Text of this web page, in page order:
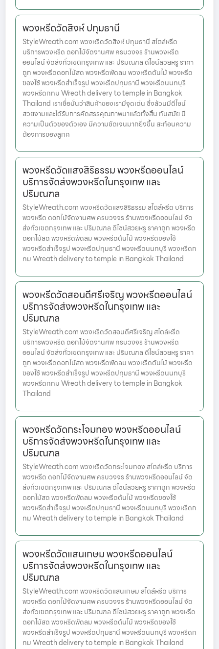
พวงหรีดวัดสิงห์ ปทุมธานี
StyleWreath.com พวงหรีดวัดสิงห์ ปทุมธานี สไตล์หรีด
บริการพวงหรีด ดอกไม้จัดงานศพ ครบวงจร ร้านพวงหรีด
ออนไลน์ จัดส่งทั่วเขตกรุงเทพ และ ปริมณฑล ดีไซน์สวยหรู ราคา
ถูก พวงหรีดดอกไม้สด พวงหรีดพัดลม พวงหรีดต้นไม้ พวงหรีด
ของใช้ พวงหรีดสำเร็จรูป พวงหรีดปทุมธานี พวงหรีดนนทบุรี
พวงหรีดกทม Wreath delivery to temple in Bangkok
Thailand เราเชื่อมั่นว่าสินค้าของเรามีจุดเด่น ซึ่งล้วนมีดีไซน์
สวยงามและได้รับการคัดสรรคุณภาพมาแล้วทั้งสิ้น ทันสมัย มี
ความเป็นตัวของตัวเอง มีความชัดเจนมากยิ่งขึ้น สะท้อนความ
ต้องการของลูกค
พวงหรีดวัดแสงสิริธรรม พวงหรีดออนไลน์
บริการจัดส่งพวงหรีดในกรุงเทพ และ
ปริมณฑล
StyleWreath.com พวงหรีดวัดแสงสิริธรรม สไตล์หรีด บริการ
พวงหรีด ดอกไม้จัดงานศพ ครบวงจร ร้านพวงหรีดออนไลน์ จัด
ส่งทั่วเขตกรุงเทพ และ ปริมณฑล ดีไซน์สวยหรู ราคาถูก พวงหรีด
ดอกไม้สด พวงหรีดพัดลม พวงหรีดต้นไม้ พวงหรีดของใช้
พวงหรีดสำเร็จรูป พวงหรีดปทุมธานี พวงหรีดนนทบุรี พวงหรีดก
ทม Wreath delivery to temple in Bangkok Thailand
พวงหรีดวัดสอนดีศรีเจริญ พวงหรีดออนไลน์
บริการจัดส่งพวงหรีดในกรุงเทพ และ
ปริมณฑล
StyleWreath.com พวงหรีดวัดสอนดีศรีเจริญ สไตล์หรีด
บริการพวงหรีด ดอกไม้จัดงานศพ ครบวงจร ร้านพวงหรีด
ออนไลน์ จัดส่งทั่วเขตกรุงเทพ และ ปริมณฑล ดีไซน์สวยหรู ราคา
ถูก พวงหรีดดอกไม้สด พวงหรีดพัดลม พวงหรีดต้นไม้ พวงหรีด
ของใช้ พวงหรีดสำเร็จรูป พวงหรีดปทุมธานี พวงหรีดนนทบุรี
พวงหรีดกทม Wreath delivery to temple in Bangkok
Thailand
พวงหรีดวัดกระโจมทอง พวงหรีดออนไลน์
บริการจัดส่งพวงหรีดในกรุงเทพ และ
ปริมณฑล
StyleWreath.com พวงหรีดวัดกระโจมทอง สไตล์หรีด บริการ
พวงหรีด ดอกไม้จัดงานศพ ครบวงจร ร้านพวงหรีดออนไลน์ จัด
ส่งทั่วเขตกรุงเทพ และ ปริมณฑล ดีไซน์สวยหรู ราคาถูก พวงหรีด
ดอกไม้สด พวงหรีดพัดลม พวงหรีดต้นไม้ พวงหรีดของใช้
พวงหรีดสำเร็จรูป พวงหรีดปทุมธานี พวงหรีดนนทบุรี พวงหรีดก
ทม Wreath delivery to temple in Bangkok Thailand
พวงหรีดวัดแสนเกษม พวงหรีดออนไลน์
บริการจัดส่งพวงหรีดในกรุงเทพ และ
ปริมณฑล
StyleWreath.com พวงหรีดวัดแสนเกษม สไตล์หรีด บริการ
พวงหรีด ดอกไม้จัดงานศพ ครบวงจร ร้านพวงหรีดออนไลน์ จัด
ส่งทั่วเขตกรุงเทพ และ ปริมณฑล ดีไซน์สวยหรู ราคาถูก พวงหรีด
ดอกไม้สด พวงหรีดพัดลม พวงหรีดต้นไม้ พวงหรีดของใช้
พวงหรีดสำเร็จรูป พวงหรีดปทุมธานี พวงหรีดนนทบุรี พวงหรีดก
ทม Wreath delivery to temple in Bangkok Thailand